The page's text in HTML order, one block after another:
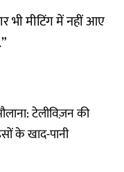
भी मीटिंग में नहीं आए
टेलीविज़न की
के खाद-पानी